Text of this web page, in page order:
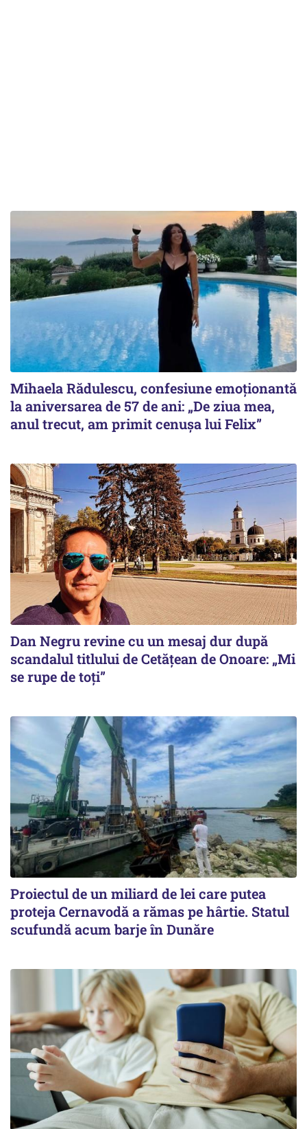
Mihaela Rădulescu, confesiune emoționantă
la aniversarea de 57 de ani: „De ziua mea,
anul trecut, am primit cenușa lui Felix”
Dan Negru revine cu un mesaj dur după
scandalul titlului de Cetățean de Onoare: „Mi
se rupe de toți”
Proiectul de un miliard de lei care putea
proteja Cernavodă a rămas pe hârtie. Statul
scufundă acum barje în Dunăre